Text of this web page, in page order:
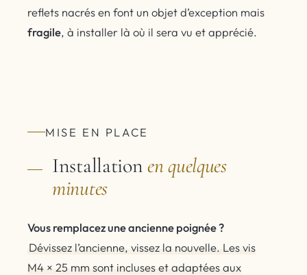
reflets nacrés en font un objet d’exception mais
fragile, à installer là où il sera vu et apprécié.
MISE EN PLACE
Installationen quelques
minutes
Vous remplacez une ancienne poignée ?
Dévissez l’ancienne, vissez la nouvelle. Les vis
M4 × 25 mm sont incluses et adaptées aux